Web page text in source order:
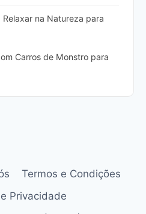
Relaxar na Natureza para
Carros de Monstro para
Termos e Condições
Privacidade